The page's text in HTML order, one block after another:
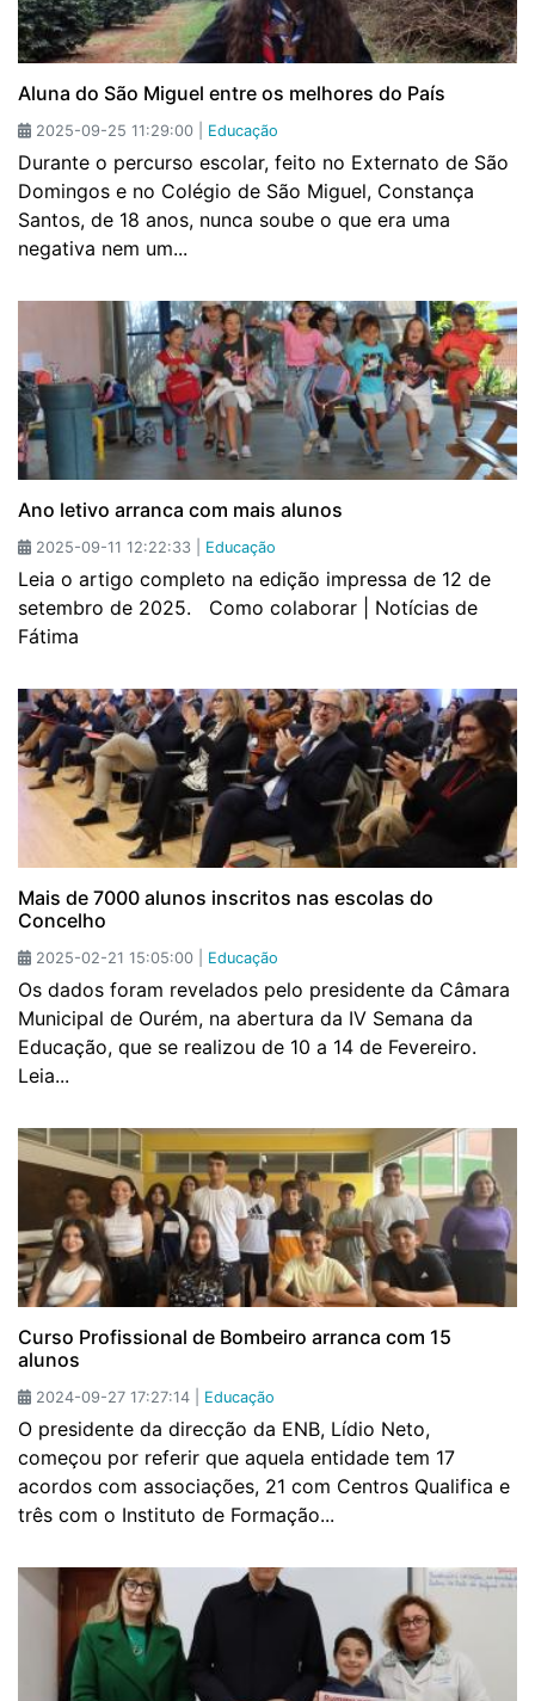
Aluna do São Miguel entre os melhores do País
2025-09-25 11:29:00 | Educação
Durante o percurso escolar, feito no Externato de São
Domingos e no Colégio de São Miguel, Constança
Santos, de 18 anos, nunca soube o que era uma
negativa nem um...
Ano letivo arranca com mais alunos
2025-09-11 12:22:33 | Educação
Leia o artigo completo na edição impressa de 12 de
setembro de 2025. Como colaborar | Notícias de
Fátima
Mais de 7000 alunos inscritos nas escolas do
Concelho
2025-02-21 15:05:00 | Educação
Os dados foram revelados pelo presidente da Câmara
Municipal de Ourém, na abertura da IV Semana da
Educação, que se realizou de 10 a 14 de Fevereiro.
Leia...
Curso Profissional de Bombeiro arranca com 15
alunos
2024-09-27 17:27:14 | Educação
O presidente da direcção da ENB, Lídio Neto,
começou por referir que aquela entidade tem 17
acordos com associações, 21 com Centros Qualifica e
três com o Instituto de Formação...